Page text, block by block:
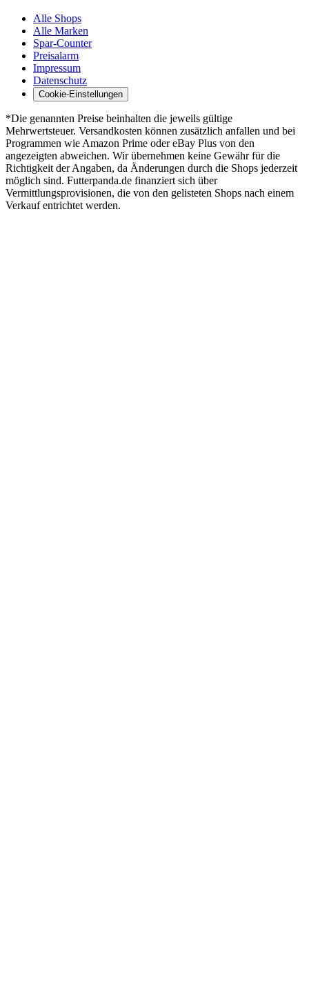
Alle Shops
Alle Marken
Spar-Counter
Preisalarm
Impressum
Datenschutz
Cookie-Einstellungen
*Die genannten Preise beinhalten die jeweils gültige
Mehrwertsteuer. Versandkosten können zusätzlich anfallen und bei
Programmen wie Amazon Prime oder eBay Plus von den
angezeigten abweichen. Wir übernehmen keine Gewähr für die
Richtigkeit der Angaben, da Änderungen durch die Shops jederzeit
möglich sind. Futterpanda.de finanziert sich über
Vermittlungsprovisionen, die von den gelisteten Shops nach einem
Verkauf entrichtet werden.